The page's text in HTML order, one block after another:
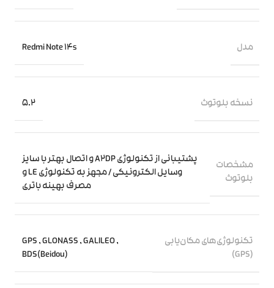
مدل Redmi Note 14s
نسخه بلوتوث 5.2
مشخصات
بلوتوث
پشتیبانی از تکنولوژی A۲DP و اتصال بهتر با سایز
وسایل الکترونیکی / مجهز به تکنولوژی LE و
مصرف بهینه باتری
تکنولوژی‌های مکان‌یابی
(GPS)
GPS,GLONASS,GALILEO,
BDS(Beidou)